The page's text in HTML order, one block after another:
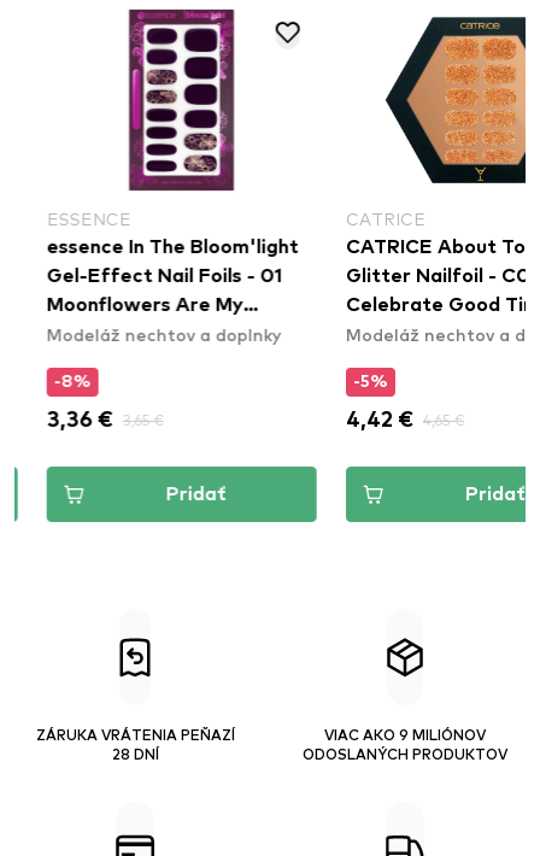
ESSENCE
essence In The Bloom'light
Gel-Effect Nail Foils - 01
Moonflowers Are My
Favorite
Modeláž nechtov a doplnky
-8%
3,36 € 3,65 €
Pridať
CATRICE
CATRICE About
Glitter Nailfoil - C02
Celebrate Good Times
Modeláž nechtov a
-5%
4,42 € 4,65 €
Pridať
ZÁRUKA VRÁTENIA PEŇAZÍ
28 DNÍ
VIAC AKO 9 MILIÓNOV
ODOSLANÝCH PRODUKTOV